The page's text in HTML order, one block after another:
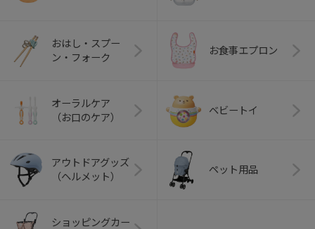
おはし・スプー
ン・フォーク
お食事エプロン
オーラルケア
（お口のケア）
ベビートイ
アウトドアグッズ
（ヘルメット）
ペット用品
ショッピングカー